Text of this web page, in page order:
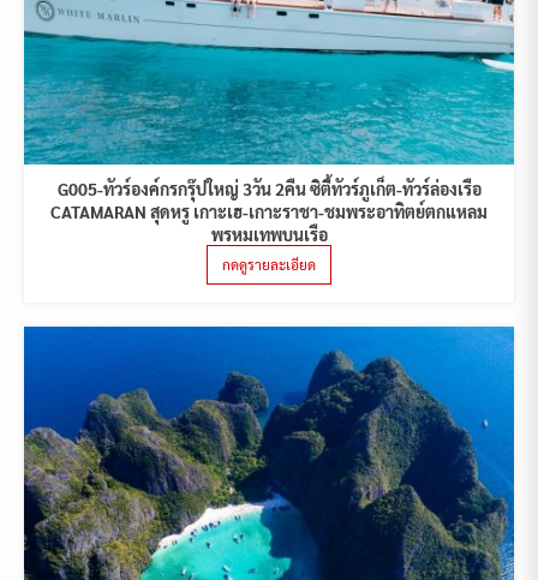
G005-ทัวร์องค์กรกรุ๊ปใหญ่ 3วัน 2คืน ซิตี้ทัวร์ภูเก็ต-ทัวร์ล่องเรือ
CATAMARAN สุดหรู เกาะเฮ-เกาะราชา-ชมพระอาทิตย์ตกแหลม
พรหมเทพบนเรือ
กดดูรายละเอียด